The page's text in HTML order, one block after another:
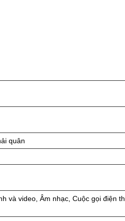
quân
và video, Âm nhạc, Cuộc gọi điện